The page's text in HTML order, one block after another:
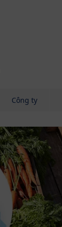
Công ty